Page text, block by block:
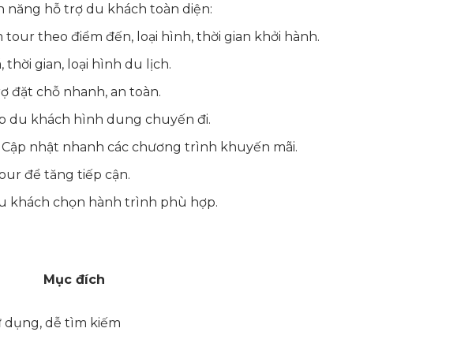
năng hỗ trợ du khách toàn diện:
tour theo điểm đến, loại hình, thời gian khởi hành.
thời gian, loại hình du lịch.
đặt chỗ nhanh, an toàn.
du khách hình dung chuyến đi.
Cập nhật nhanh các chương trình khuyến mãi.
để tăng tiếp cận.
khách chọn hành trình phù hợp.
Mục đích
dụng, dễ tìm kiếm